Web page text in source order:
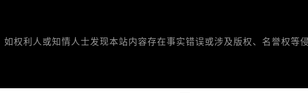
如权利人或知情人士发现本站内容存在事实错误或涉及版权、名誉权